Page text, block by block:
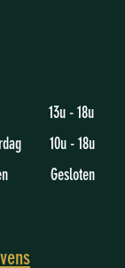
13u - 18u
10u - 18u
Gesloten